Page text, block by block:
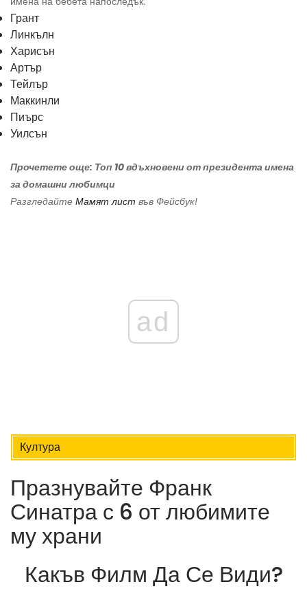
Грант
Линкълн
Харисън
Артър
Тейлър
Маккинли
Пиърс
Уилсън
Прочетете още: Топ 10 вдъхновени от президента имена
за домашни любимци
Разгледайте Мамят лист във Фейсбук!
ad
Култура
Празнувайте Франк
Синатра с 6 от любимите
му храни
Какъв Филм Да Се Види?